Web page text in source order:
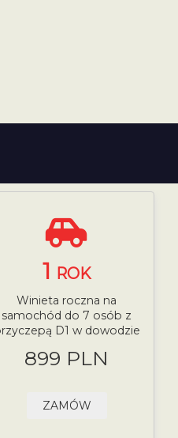
1 ROK
Winieta roczna na
samochód do 7 osób z
D1 w dowodzie
899 PLN
ZAMÓW